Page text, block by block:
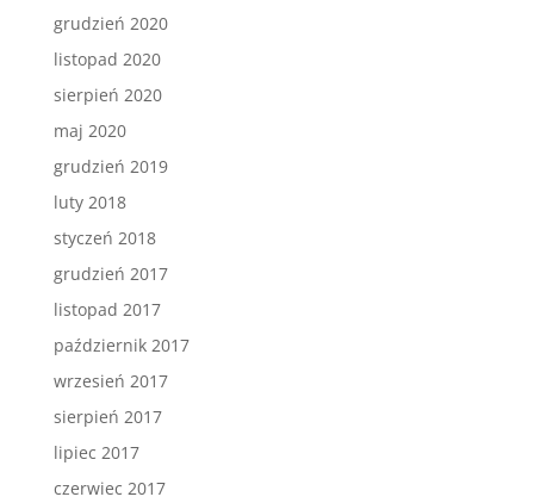
grudzień 2020
listopad 2020
sierpień 2020
maj 2020
grudzień 2019
luty 2018
styczeń 2018
grudzień 2017
listopad 2017
październik 2017
wrzesień 2017
sierpień 2017
lipiec 2017
czerwiec 2017